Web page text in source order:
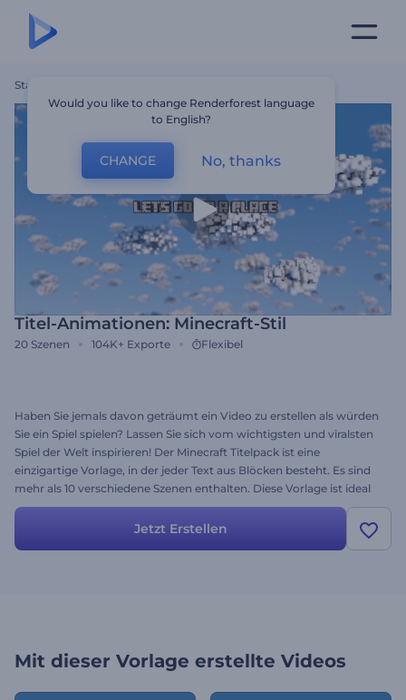
Startseite
Titel-Animationen: Minecraft-Stil
20 Szenen 104K+ Exporte Flexibel
Haben Sie jemals davon geträumt ein Video zu erstellen als würden
Sie ein Spiel spielen? Lassen Sie sich vom wichtigsten und viralsten
Spiel der Welt inspirieren! Der Minecraft Titelpack ist eine
einzigartige Vorlage, in der jeder Text aus Blöcken besteht. Es sind
mehr als 10 verschiedene Szenen enthalten. Diese Vorlage ist ideal
für Videowerbung für Spiele, YouTube-Channels zum Thema Spiele,
kreative Trailer-Werbung und mehr. Ändern Sie einfach Ihre Texte
und erhalten Sie ein einzigartiges und professionelles Gaming-
Jetzt Erstellen
Mit dieser Vorlage erstellte Videos
Would you like to change Renderforest language
to English?
CHANGE No, thanks